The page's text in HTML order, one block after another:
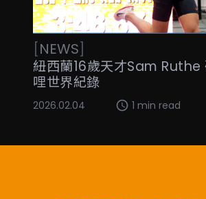
[NEWS]
紐西蘭16歲天才Sam Ruthe
哩世界紀錄
2026.02.04 1 min read